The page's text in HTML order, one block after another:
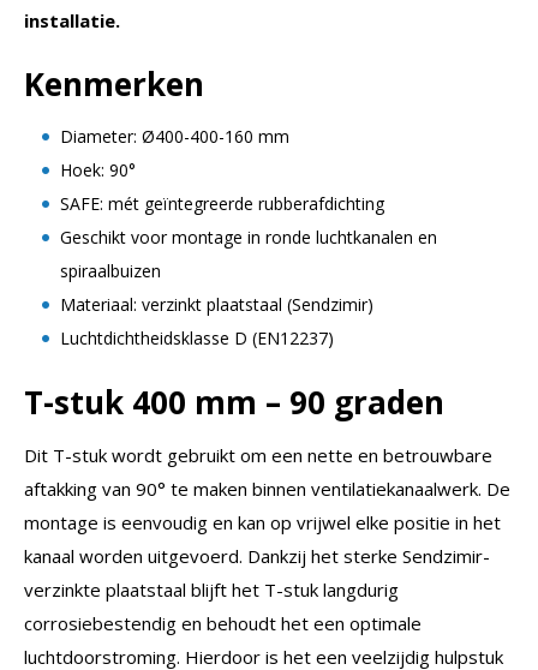
installatie.
Kenmerken
Diameter: Ø400-400-160 mm
Hoek: 90°
SAFE: mét geïntegreerde rubberafdichting
Geschikt voor montage in ronde luchtkanalen en
spiraalbuizen
Materiaal: verzinkt plaatstaal (Sendzimir)
Luchtdichtheidsklasse D (EN12237)
T-stuk 400 mm – 90 graden
Dit T-stuk wordt gebruikt om een nette en betrouwbare
aftakking van 90° te maken binnen ventilatiekanaalwerk. De
montage is eenvoudig en kan op vrijwel elke positie in het
kanaal worden uitgevoerd. Dankzij het sterke Sendzimir-
verzinkte plaatstaal blijft het T-stuk langdurig
corrosiebestendig en behoudt het een optimale
luchtdoorstroming. Hierdoor is het een veelzijdig hulpstuk